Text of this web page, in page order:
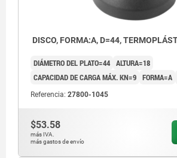
DISCO, FORMA:A, D=44,
DIÁMETRO DEL PLATO=44 ALTURA=18
CAPACIDAD DE CARGA MÁX. KN=9 FORMA=A
Referencia: 27800-1045
$53.58
más IVA.
más gastos de envío